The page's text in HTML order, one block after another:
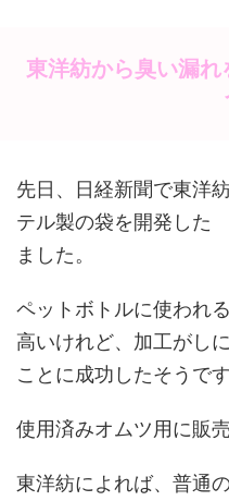
東洋紡から臭い漏
先日、日経新聞で東洋
テル製の袋を開発した
ました。
ペットボトルに使われ
高いけれど、加工がし
ことに成功したそうです
使用済みオムツ用に販
東洋紡によれば、普通